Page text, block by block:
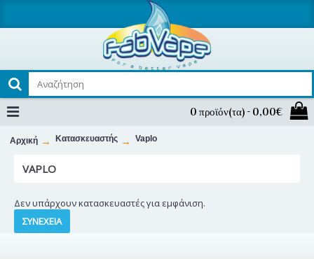
0 προϊόν(τα) - 0,00€
Αρχική Κατασκευαστής Vaplo
VAPLO
Δεν υπάρχουν κατασκευαστές για εμφάνιση.
ΣΥΝΈΧΕΙΑ